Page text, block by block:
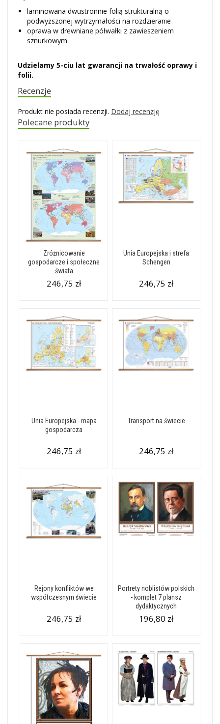
laminowana dwustronnie folią strukturalną o
podwyższonej wytrzymałości na rozdzieranie
oprawa w drewniane półwałki z zawieszeniem
sznurkowym
Udzielamy 5-ciu lat gwarancji na trwałość oprawy i
folii.
Recenzje
Produkt nie posiada recenzji. Dodaj recenzję
Polecane produkty
Zróżnicowanie
gospodarcze i społeczne
świata
246,75 zł
Unia Europejska i strefa
Schengen
246,75 zł
Unia Europejska - mapa
gospodarcza
246,75 zł
Transport na świecie
246,75 zł
Rejony konfliktów we
współczesnym świecie
246,75 zł
Portrety noblistów polskich
- komplet 7 plansz
dydaktycznych
196,80 zł